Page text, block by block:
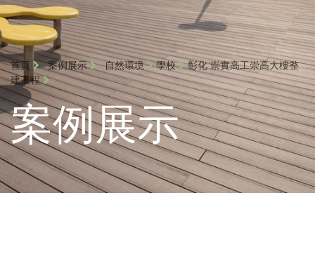
首頁 案例展示 自然環境 學校
彰化 崇實高工崇高大樓整
建工程
案例展示